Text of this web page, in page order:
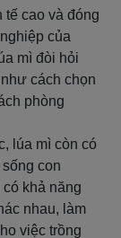
tế cao và đóng
của
mì đòi hỏi
cách chọn
phòng
lúa mì còn có
con
khả năng
nhau, làm
việc trồng